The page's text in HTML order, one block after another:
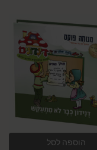
הוספה לסל